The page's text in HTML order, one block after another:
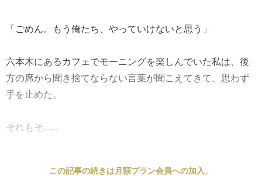
「ごめん。もう俺たち、やっていけないと思う」
六本木にあるカフェでモーニングを楽しんでいた私は、後
方の席から聞き捨てならない言葉が聞こえてきて、思わず
手を止めた。
それもそ......
この記事の続きは月額プラン会員への加入、